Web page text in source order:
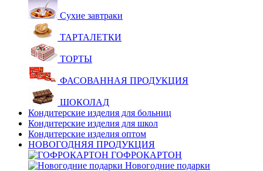
Сухие завтраки
ТАРТАЛЕТКИ
ТОРТЫ
ФАСОВАННАЯ ПРОДУКЦИЯ
ШОКОЛАД
Кондитерские изделия для больниц
Кондитерские изделия для школ
Кондитерские изделия оптом
НОВОГОДНЯЯ ПРОДУКЦИЯ
ГОФРОКАРТОН
Новогодние подарки